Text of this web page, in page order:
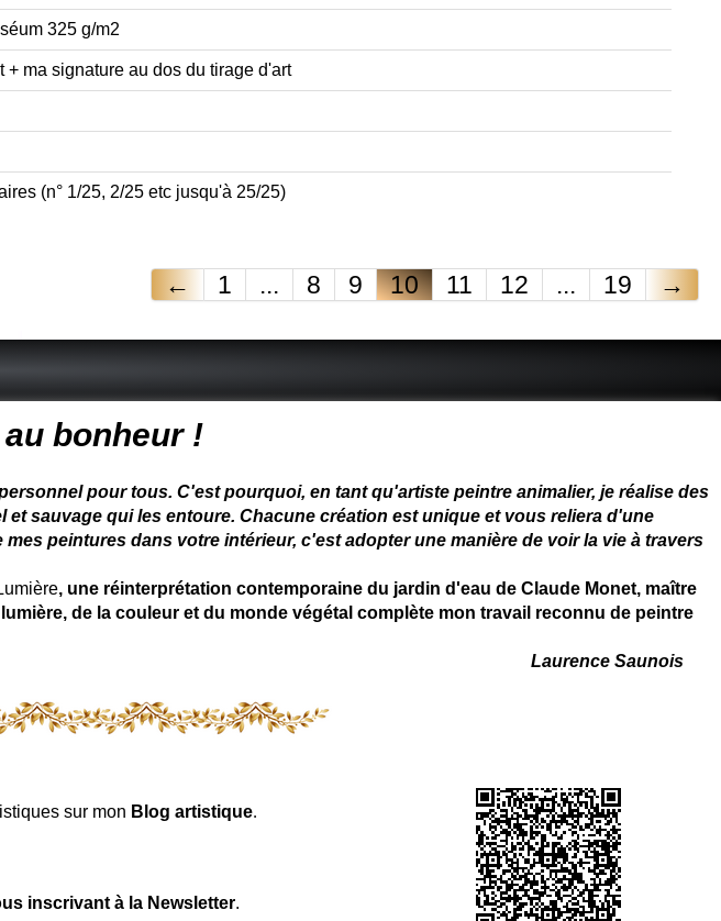
325 g/m2
+ ma signature au dos du tirage d'art
(n° 1/25, 2/25 etc jusqu'à 25/25)
← 1 ... 8 9 10 11 12 ... 19 →
bonheur !
pour tous. C'est pourquoi, en tant qu'artiste peintre animalier, je réalise des
sauvage qui les entoure. Chacune création est unique et vous reliera d'une
peintures dans votre intérieur, c'est adopter une manière de voir la vie à travers
, une réinterprétation contemporaine du jardin d'eau de Claude Monet, maître
de la couleur et du monde végétal complète mon travail reconnu de peintre
Laurence Saunois
sur mon Blog artistique.
inscrivant à la Newsletter.